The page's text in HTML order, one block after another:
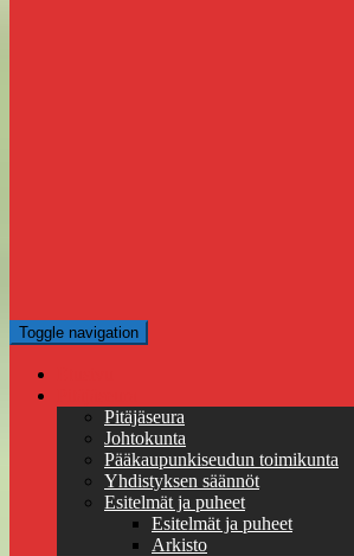
Toggle navigation
Pitäjäseura
Johtokunta
Pääkaupunkiseudun toimikunta
Yhdistyksen säännöt
Esitelmät ja puheet
Esitelmät ja puheet
Arkisto